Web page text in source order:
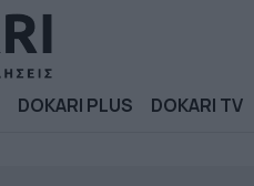
DOKARI PLUS DOKARI TV